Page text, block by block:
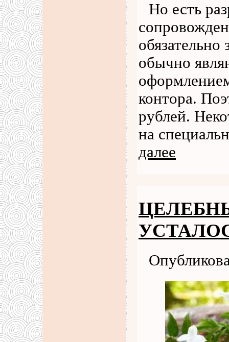
Но есть
обязательно
обычно
контора.
рублей.
на
далее